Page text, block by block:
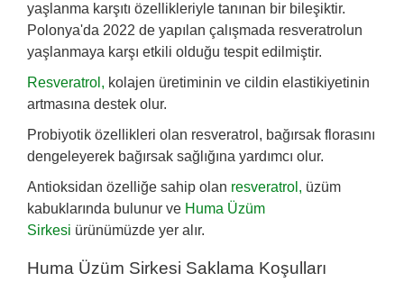
yaşlanma karşıtı özellikleriyle tanınan bir bileşiktir.
Polonya'da 2022 de yapılan çalışmada resveratrolun
yaşlanmaya karşı etkili olduğu tespit edilmiştir.
Resveratrol, kolajen üretiminin ve cildin elastikiyetinin
artmasına destek olur.
Probiyotik özellikleri olan resveratrol, bağırsak florasını
dengeleyerek bağırsak sağlığına yardımcı olur.
Antioksidan özelliğe sahip olan resveratrol, üzüm
kabuklarında bulunur ve Huma Üzüm
Sirkesi ürünümüzde yer alır.
Huma Üzüm Sirkesi Saklama Koşulları